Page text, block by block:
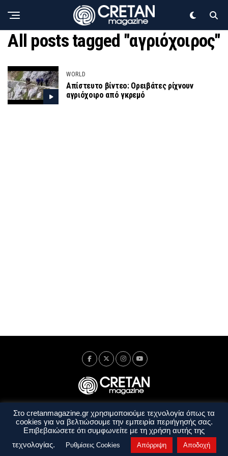
All posts tagged "αγριόχοιρος"
WORLD
Απίστευτο βίντεο: Ορειβάτες ρίχνουν
αγριόχοιρο από γκρεμό
Ταυτότητα Πολιτική Απορρήτου
Όροι Χρήσης
Όροι και Προϋποθέσεις
Στο cretanmagazine.gr χρησιμοποιούμε τεχνολογία όπως τα
cookies για να βελτιώσουμε την εμπειρία περιήγησής σας.
Επιβεβαιώσετε ότι συμφωνείτε με τη χρήση αυτής της
τεχνολογίας.
Ρυθμίσεις Cookies Απόρριψη Αποδοχή